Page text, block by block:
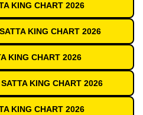
KING CHART 2026
KING CHART 2026
KING CHART 2026
KING CHART 2026
KING CHART 2026